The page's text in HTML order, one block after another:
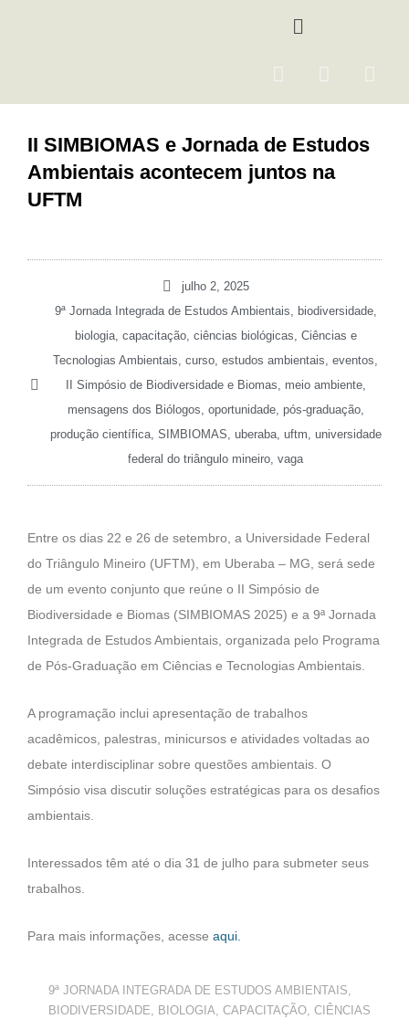
Menu
F
e
b
o
I
t
a
g
Y
u
II SIMBIOMAS e Jornada de Estudos
Ambientais acontecem juntos na
UFTM
julho 2, 2025
9ª Jornada Integrada de Estudos Ambientais, biodiversidade,
biologia, capacitação, ciências biológicas, Ciências e
Tecnologias Ambientais, curso, estudos ambientais, eventos,
II Simpósio de Biodiversidade e Biomas, meio ambiente,
mensagens dos Biólogos, oportunidade, pós-graduação,
produção científica, SIMBIOMAS, uberaba, uftm, universidade
federal do triângulo mineiro, vaga
Entre os dias 22 e 26 de setembro, a Universidade Federal
do Triângulo Mineiro (UFTM), em Uberaba – MG, será sede
de um evento conjunto que reúne o II Simpósio de
Biodiversidade e Biomas (SIMBIOMAS 2025) e a 9ª Jornada
Integrada de Estudos Ambientais, organizada pelo Programa
de Pós-Graduação em Ciências e Tecnologias Ambientais.
A programação inclui apresentação de trabalhos
acadêmicos, palestras, minicursos e atividades voltadas ao
debate interdisciplinar sobre questões ambientais. O
Simpósio visa discutir soluções estratégicas para os desafios
ambientais.
Interessados têm até o dia 31 de julho para submeter seus
trabalhos.
Para mais informações, acesse aqui.
9ª JORNADA INTEGRADA DE ESTUDOS AMBIENTAIS,
BIODIVERSIDADE, BIOLOGIA, CAPACITAÇÃO, CIÊNCIAS